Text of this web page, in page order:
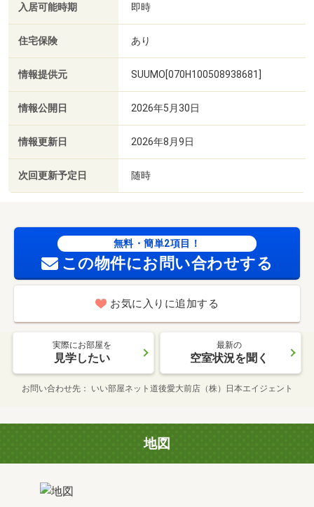
入居可能時期 即時
住宅保険 あり
情報提供元 SUUMO[070H100508938681]
情報公開日 2026年5月30日
情報更新日 2026年8月9日
次回更新予定日 随時
無料・簡単2項目！
この物件にお問い合わせする
お気に入りに追加する
実際にお部屋を
見学したい
最新の
空室状況を聞く
お問い合わせ先 いい部屋ネット道後愛大前店（株）日本エイジェント
地図